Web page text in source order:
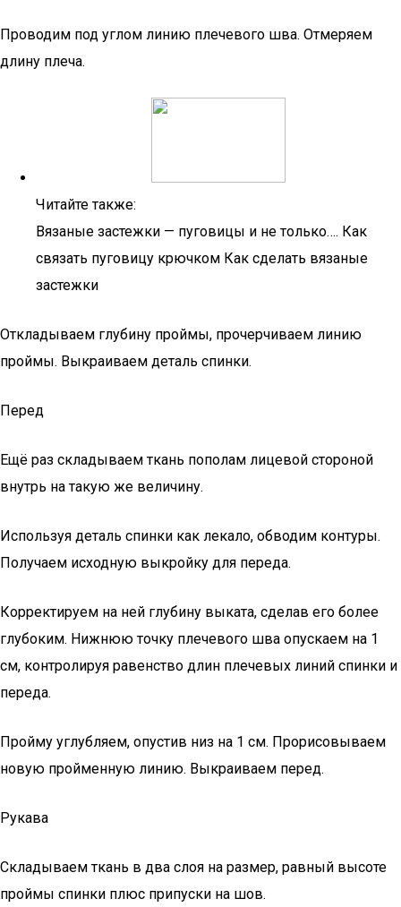
Проводим под углом линию плечевого шва. Отмеряем
длину плеча.
Читайте также:
Вязаные застежки — пуговицы и не только…. Как
связать пуговицу крючком Как сделать вязаные
застежки
Откладываем глубину проймы, прочерчиваем линию
проймы. Выкраиваем деталь спинки.
Перед
Ещё раз складываем ткань пополам лицевой стороной
внутрь на такую же величину.
Используя деталь спинки как лекало, обводим контуры.
Получаем исходную выкройку для переда.
Корректируем на ней глубину выката, сделав его более
глубоким. Нижнюю точку плечевого шва опускаем на 1
см, контролируя равенство длин плечевых линий спинки и
переда.
Пройму углубляем, опустив низ на 1 см. Прорисовываем
новую пройменную линию. Выкраиваем перед.
Рукава
Складываем ткань в два слоя на размер, равный высоте
проймы спинки плюс припуски на шов.